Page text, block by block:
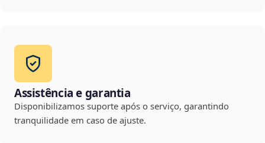
Assistência e garantia
Disponibilizamos suporte após o serviço, garantindo
tranquilidade em caso de ajuste.